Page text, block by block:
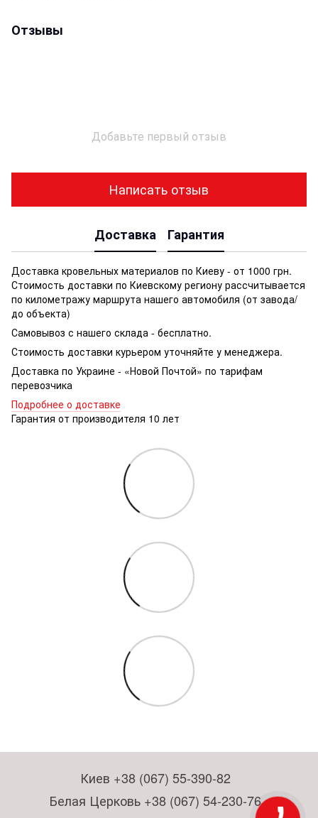
Отзывы
Добавьте первый отзыв
Написать отзыв
Доставка Гарантия
Доставка кровельных материалов по Киеву - от 1000 грн.
Стоимость доставки по Киевскому региону рассчитывается
по километражу маршрута нашего автомобиля (от завода/
до объекта)
Самовывоз с нашего склада - бесплатно.
Стоимость доставки курьером уточняйте у менеджера.
Доставка по Украине - «Новой Почтой» по тарифам
перевозчика
Подробнее о доставке
Гарантия от производителя 10 лет
Киев +38 (067) 55-390-82
Белая Церковь +38 (067) 54-230-76